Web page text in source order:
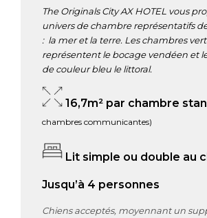
Chambre Accès PMR
Activités Aux Alentours
FAQ
Contact
Nos Services
The Originals City AX HOTEL vous
univers de chambre représentatifs
: la mer et la terre. Les chambres
représentent le bocage vendéen et
de couleur bleu le littoral.
16,7m² par chambre
chambres communicantes)
Lit simple ou double au
Jusqu’à 4 personnes
Chiens acceptés, moyennant un